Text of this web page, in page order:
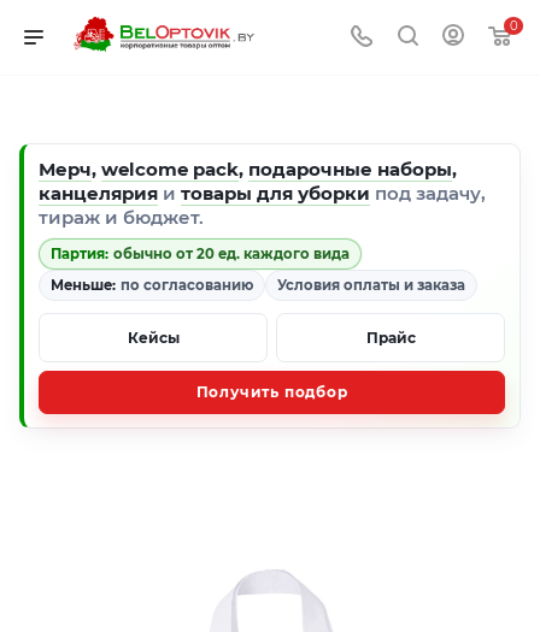
0
Мерч, welcome pack, подарочные наборы,
канцелярия и товары для уборки под задачу,
тираж и бюджет.
Партия: обычно от 20 ед. каждого вида
Меньше: по согласованию Условия оплаты и заказа
Кейсы Прайс
Получить подбор